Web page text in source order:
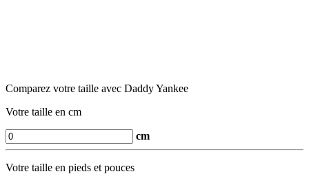
Comparez votre taille avec Daddy Yankee
Votre taille en cm
cm
Votre taille en pieds et pouces